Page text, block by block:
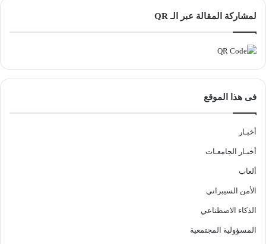
لمشاركة المقالة عبر الـ QR
فى هذا الموقع
أخبـار
أخبـار الجامعـات
ألعاب
الأمن السيبراني
الذكاء الاصطناعي
المسؤولية المجتمعية